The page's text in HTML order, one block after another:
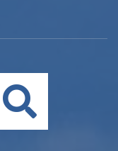
Buscar